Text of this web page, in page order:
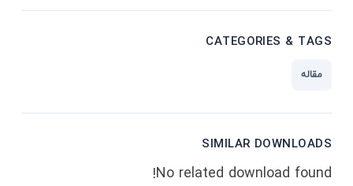
CATEGORIES & TAGS
مقاله
SIMILAR DOWNLOADS
No related download found!